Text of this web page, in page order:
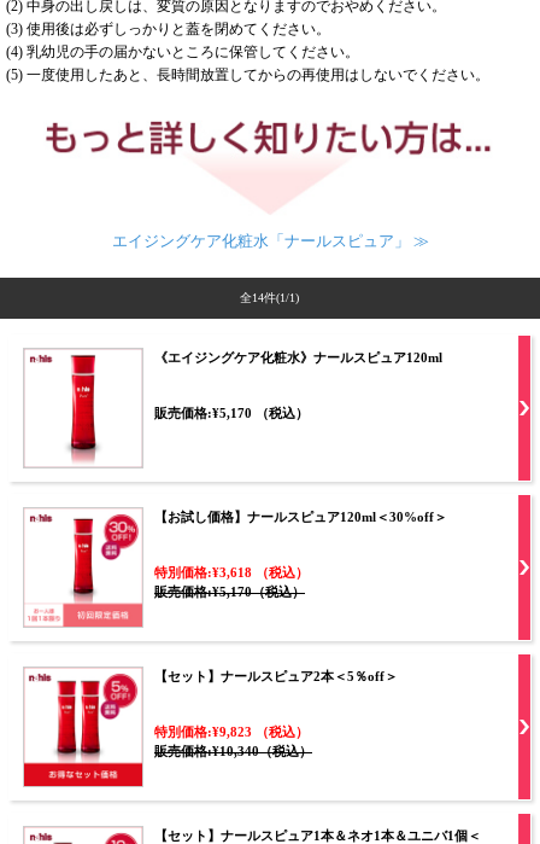
(2) 中身の出し戻しは、変質の原因となりますのでおやめください。
(3) 使用後は必ずしっかりと蓋を閉めてください。
(4) 乳幼児の手の届かないところに保管してください。
(5) 一度使用したあと、長時間放置してからの再使用はしないでください。
エイジングケア化粧水「ナールスピュア」 ≫
全14件(1/1)
《エイジングケア化粧水》ナールスピュア120ml
販売価格:¥5,170 （税込）
【お試し価格】ナールスピュア120ml＜30%off＞
特別価格:¥3,618 （税込）
販売価格:¥5,170（税込）
【セット】ナールスピュア2本＜5％off＞
特別価格:¥9,823 （税込）
販売価格:¥10,340（税込）
【セット】ナールスピュア1本＆ネオ1本＆ユニバ1個＜